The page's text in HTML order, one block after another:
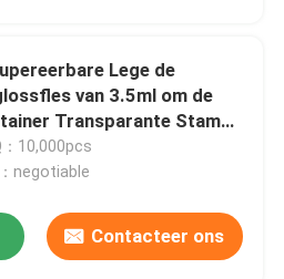
Lege de
van 3.5ml om de
Transparante Stam
Lippenglans
：10,000pcs
negotiable
Contacteer ons